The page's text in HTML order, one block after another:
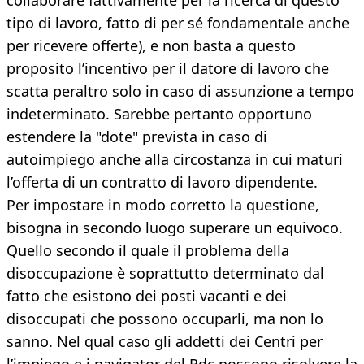
tipo di lavoro, fatto di per sé fondamentale anche
per ricevere offerte), e non basta a questo
proposito l’incentivo per il datore di lavoro che
scatta peraltro solo in caso di assunzione a tempo
indeterminato. Sarebbe pertanto opportuno
estendere la "dote" prevista in caso di
autoimpiego anche alla circostanza in cui maturi
l’offerta di un contratto di lavoro dipendente.
Per impostare in modo corretto la questione,
bisogna in secondo luogo superare un equivoco.
Quello secondo il quale il problema della
disoccupazione è soprattutto determinato dal
fatto che esistono dei posti vacanti e dei
disoccupati che possono occuparli, ma non lo
sanno. Nel qual caso gli addetti dei Centri per